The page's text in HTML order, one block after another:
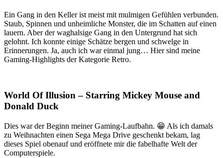
Ein Gang in den Keller ist meist mit mulmigen Gefühlen verbunden.
Staub, Spinnen und unheimliche Monster, die im Schatten auf einen
lauern. Aber der waghalsige Gang in den Untergrund hat sich
gelohnt. Ich konnte einige Schätze bergen und schwelge in
Erinnerungen. Ja, auch ich war einmal jung… Hier sind meine
Gaming-Highlights der Kategorie Retro.
World Of Illusion – Starring Mickey Mouse and
Donald Duck
Dies war der Beginn meiner Gaming-Laufbahn. 😁 Als ich damals
zu Weihnachten einen Sega Mega Drive geschenkt bekam, lag
dieses Spiel obenauf und eröffnete mir die fabelhafte Welt der
Computerspiele.